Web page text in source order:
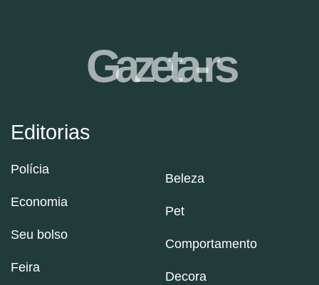
Editorias
Polícia
Economia
Seu bolso
Feira
Beleza
Pet
Comportamento
Decora
Gazeta-rs